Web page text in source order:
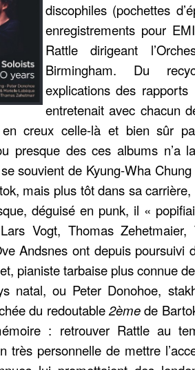
discophiles (pochettes
enregistrements pour
Rattle dirigeant
Birmingham. Du
explications des
entretenait avec chacun
creux celle-là et bien sûr
presque des ces albums n’a
souvient de Kyung-Wha
mais plus tôt dans sa
déguisé en punk, il «
Vogt, Thomas
Andsnes ont depuis poursuivi
pianiste tarbaise plus connue
natal, ou Peter Donohoe,
du redoutable2èmede
: retrouver Rattle au
très personnelle de mettre